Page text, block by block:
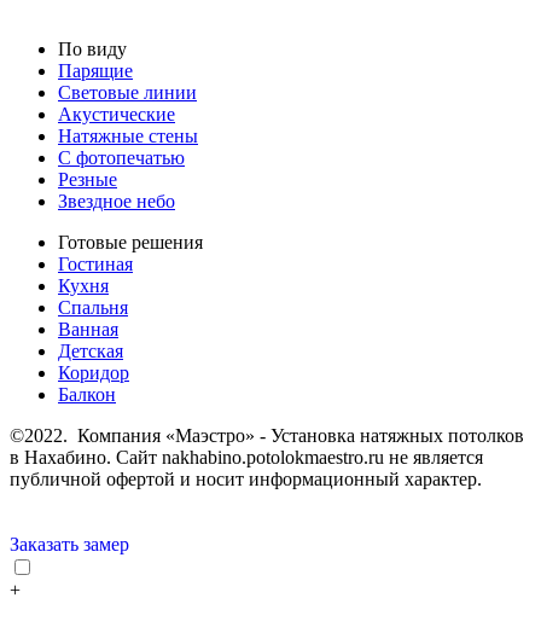
По виду
Парящие
Световые линии
Акустические
Натяжные стены
С фотопечатью
Резные
Звездное небо
Готовые решения
Гостиная
Кухня
Спальня
Ванная
Детская
Коридор
Балкон
©2022. Компания «Маэстро» - Установка натяжных потолков
в Нахабино. Сайт nakhabino.potolokmaestro.ru не является
публичной офертой и носит информационный характер.
Заказать замер
+